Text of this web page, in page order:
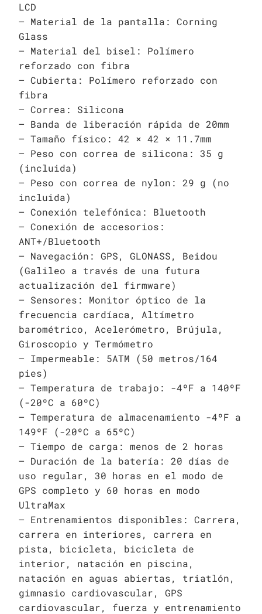
LCD
– Material de la pantalla: Corning
Glass
– Material del bisel: Polímero
reforzado con fibra
– Cubierta: Polímero reforzado con
fibra
– Correa: Silicona
– Banda de liberación rápida de 20mm
– Tamaño físico: 42 × 42 × 11.7mm
– Peso con correa de silicona: 35 g
(incluida)
– Peso con correa de nylon: 29 g (no
incluida)
– Conexión telefónica: Bluetooth
– Conexión de accesorios:
ANT+/Bluetooth
– Navegación: GPS, GLONASS, Beidou
(Galileo a través de una futura
actualización del firmware)
– Sensores: Monitor óptico de la
frecuencia cardíaca, Altímetro
barométrico, Acelerómetro, Brújula,
Giroscopio y Termómetro
– Impermeable: 5ATM (50 metros/164
pies)
– Temperatura de trabajo: -4ºF a 140ºF
(-20ºC a 60ºC)
– Temperatura de almacenamiento -4ºF a
149ºF (-20ºC a 65ºC)
– Tiempo de carga: menos de 2 horas
– Duración de la batería: 20 días de
uso regular, 30 horas en el modo de
GPS completo y 60 horas en modo
UltraMax
– Entrenamientos disponibles: Carrera,
carrera en interiores, carrera en
pista, bicicleta, bicicleta de
interior, natación en piscina,
natación en aguas abiertas, triatlón,
gimnasio cardiovascular, GPS
cardiovascular, fuerza y entrenamiento